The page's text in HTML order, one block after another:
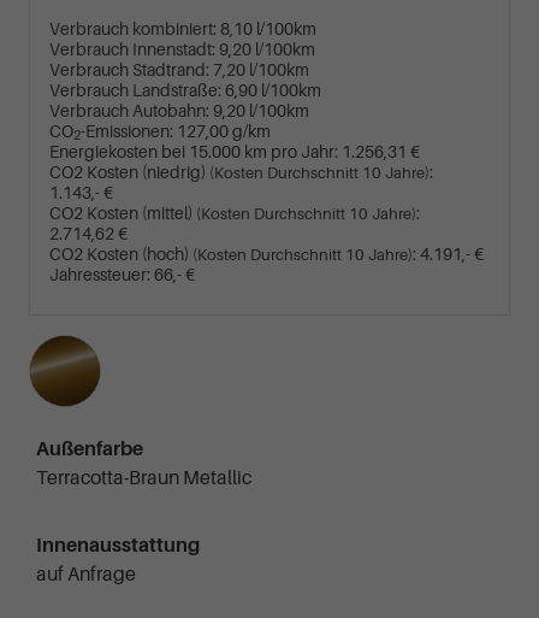
Verbrauch kombiniert: 8,10 l/100km
Verbrauch Innenstadt: 9,20 l/100km
Verbrauch Stadtrand: 7,20 l/100km
Verbrauch Landstraße: 6,90 l/100km
Verbrauch Autobahn: 9,20 l/100km
CO2-Emissionen: 127,00 g/km
Energiekosten bei 15.000 km pro Jahr: 1.256,31 €
CO2 Kosten (niedrig) (Kosten Durchschnitt 10 Jahre):
1.143,- €
CO2 Kosten (mittel) (Kosten Durchschnitt 10 Jahre):
2.714,62 €
CO2 Kosten (hoch) (Kosten Durchschnitt 10 Jahre): 4.191,- €
Jahressteuer: 66,- €
Außenfarbe
Terracotta-Braun Metallic
Innenausstattung
auf Anfrage